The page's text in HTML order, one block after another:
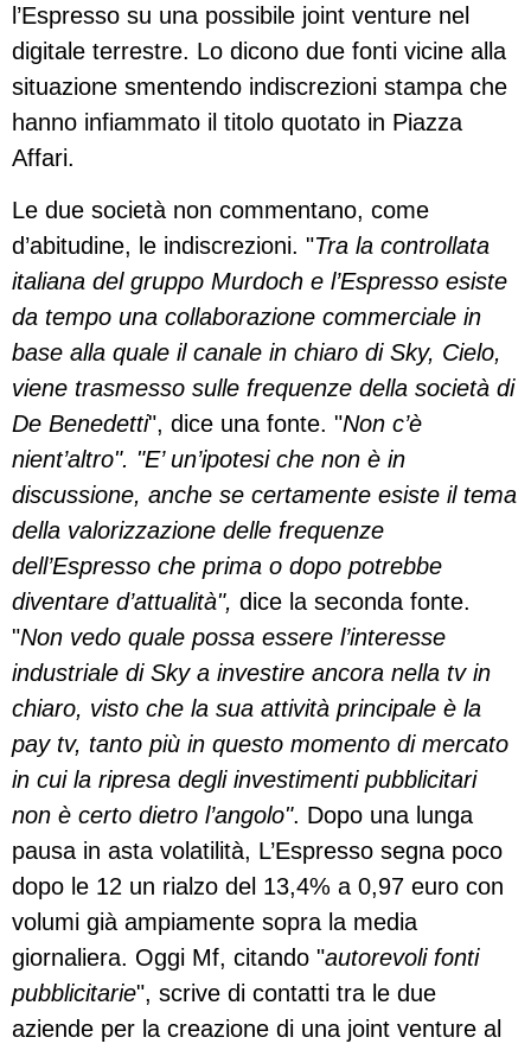
l’Espresso su una possibile joint venture nel
digitale terrestre. Lo dicono due fonti vicine alla
situazione smentendo indiscrezioni stampa che
hanno infiammato il titolo quotato in Piazza
Affari.
Le due società non commentano, come
d’abitudine, le indiscrezioni. "Tra la controllata
italiana del gruppo Murdoch e l’Espresso esiste
da tempo una collaborazione commerciale in
base alla quale il canale in chiaro di Sky, Cielo,
viene trasmesso sulle frequenze della società di
De Benedetti", dice una fonte. "Non c’è
nient’altro". "E’ un’ipotesi che non è in
discussione, anche se certamente esiste il tema
della valorizzazione delle frequenze
dell’Espresso che prima o dopo potrebbe
diventare d’attualità", dice la seconda fonte.
"Non vedo quale possa essere l’interesse
industriale di Sky a investire ancora nella tv in
chiaro, visto che la sua attività principale è la
pay tv, tanto più in questo momento di mercato
in cui la ripresa degli investimenti pubblicitari
non è certo dietro l’angolo". Dopo una lunga
pausa in asta volatilità, L’Espresso segna poco
dopo le 12 un rialzo del 13,4% a 0,97 euro con
volumi già ampiamente sopra la media
giornaliera. Oggi Mf, citando "autorevoli fonti
pubblicitarie", scrive di contatti tra le due
aziende per la creazione di una joint venture al